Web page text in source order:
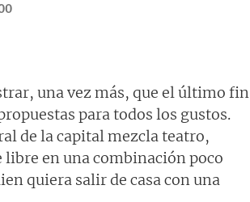
una vez más, que el último fin
para todos los gustos.
de la capital mezcla teatro,
en una combinación poco
quiera salir de casa con una